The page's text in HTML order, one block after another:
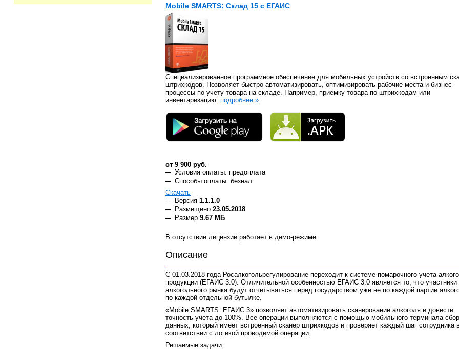
Mobile SMARTS: Склад 15 с ЕГАИС
Специализированное программное обеспечение для мобильных устройств со встроенным
штрихкодов. Позволяет быстро автоматизировать, оптимизировать рабочие места и бизнес
процессы по учету товара на складе. Например, приемку товара по штрихкодам или
инвентаризацию. подробнее »
от 9 900 руб.
Условия оплаты: предоплата
Способы оплаты: безнал
Скачать
Версия 1.1.1.0
Размещено 23.05.2018
Размер 9.67 МБ
В отсутствие лицензии работает в демо-режиме
Описание
C 01.03.2018 года Росалкогольрегулирование переходит к системе помарочного учета
продукции (ЕГАИС 3.0). Отличительной особенностью ЕГАИС 3.0 является то, что участники
алкогольного рынка будут отчитываться перед государством уже не по каждой партии
по каждой отдельной бутылке.
«Mobile SMARTS: ЕГАИС 3» позволяет автоматизировать сканирование алкоголя и довести
точность учета до 100%. Все операции выполняются с помощью мобильного терминала
данных, который имеет встроенный сканер штрихкодов и проверяет каждый шаг сотрудника
соответствии с логикой проводимой операции.
Решаемые задачи: